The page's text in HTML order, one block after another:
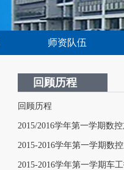
师资队伍
回顾历程
回顾历程
2015/2016学年第一学期数
2015-2016学年第一学期数
2015-2016学年第一学期车